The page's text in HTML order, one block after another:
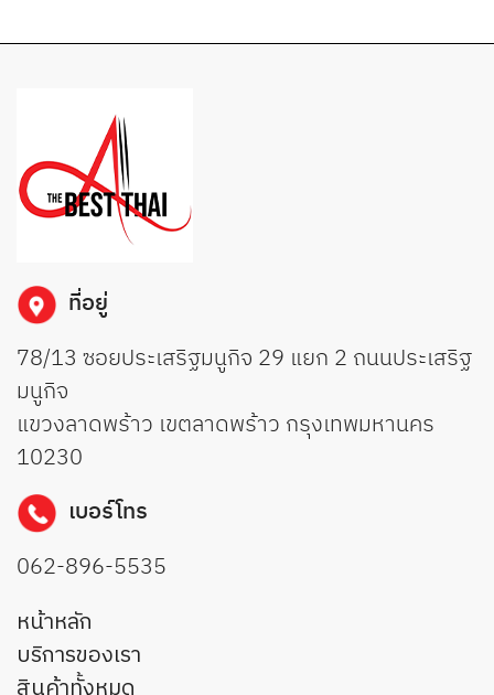
ที่อยู่
78/13 ซอยประเสริฐมนูกิจ 29 แยก 2 ถนนประเสริฐ
มนูกิจ
แขวงลาดพร้าว เขตลาดพร้าว กรุงเทพมหานคร
10230
เบอร์โทร
062-896-5535
หน้าหลัก
บริการของเรา